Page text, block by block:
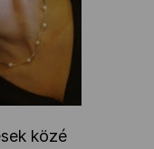
közé